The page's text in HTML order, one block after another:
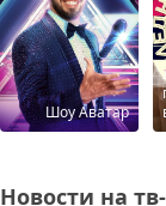
Шоу Аватар
Новости на